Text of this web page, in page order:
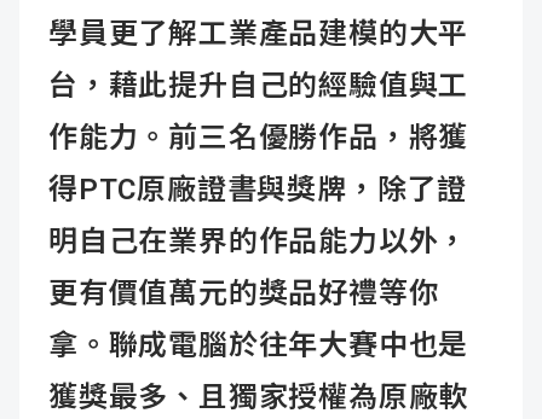
學員更了解工業產品建模的大平
台，藉此提升自己的經驗值與工
作能力。前三名優勝作品，將獲
得PTC原廠證書與獎牌，除了證
明自己在業界的作品能力以外，
更有價值萬元的獎品好禮等你
拿。聯成電腦於往年大賽中也是
獲獎最多、且獨家授權為原廠軟